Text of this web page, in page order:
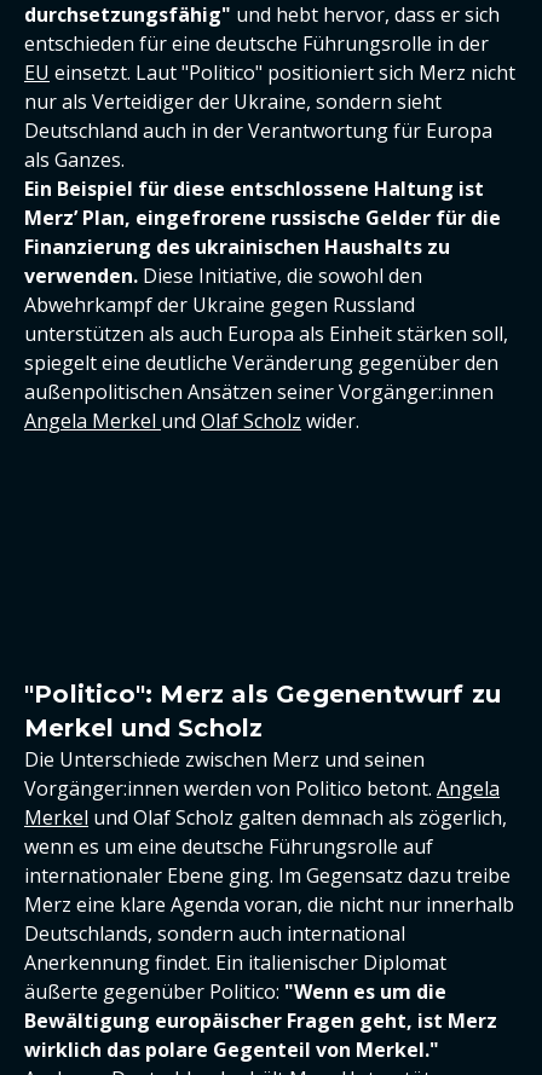
durchsetzungsfähig" und hebt hervor, dass er sich
entschieden für eine deutsche Führungsrolle in der
EU einsetzt. Laut "Politico" positioniert sich Merz nicht
nur als Verteidiger der Ukraine, sondern sieht
Deutschland auch in der Verantwortung für Europa
als Ganzes.
Ein Beispiel für diese entschlossene Haltung ist
Merz’ Plan, eingefrorene russische Gelder für die
Finanzierung des ukrainischen Haushalts zu
verwenden. Diese Initiative, die sowohl den
Abwehrkampf der Ukraine gegen Russland
unterstützen als auch Europa als Einheit stärken soll,
spiegelt eine deutliche Veränderung gegenüber den
außenpolitischen Ansätzen seiner Vorgänger:innen
Angela Merkel und Olaf Scholz wider.
"Politico": Merz als Gegenentwurf zu
Merkel und Scholz
Die Unterschiede zwischen Merz und seinen
Vorgänger:innen werden von Politico betont. Angela
Merkel und Olaf Scholz galten demnach als zögerlich,
wenn es um eine deutsche Führungsrolle auf
internationaler Ebene ging. Im Gegensatz dazu treibe
Merz eine klare Agenda voran, die nicht nur innerhalb
Deutschlands, sondern auch international
Anerkennung findet. Ein italienischer Diplomat
äußerte gegenüber Politico: "Wenn es um die
Bewältigung europäischer Fragen geht, ist Merz
wirklich das polare Gegenteil von Merkel."